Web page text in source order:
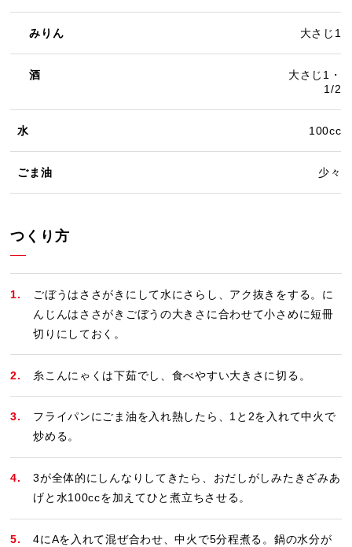
みりん 大さじ1
酒
大さじ1・
1/2
水 100cc
ごま油 少々
つくり方
ごぼうはささがきにして水にさらし、アク抜きをする。に
んじんはささがきごぼうの大きさに合わせて小さめに短冊
切りにしておく。
糸こんにゃくは下茹でし、食べやすい大きさに切る。
フライパンにごま油を入れ熱したら、1と2を入れて中火で
炒める。
3が全体的にしんなりしてきたら、おだしがしみたきざみあ
げと水100ccを加えてひと煮立ちさせる。
4にAを入れて混ぜ合わせ、中火で5分程煮る。鍋の水分が